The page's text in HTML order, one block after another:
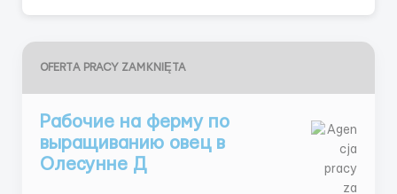
OFERTA PRACY ZAMKNIĘTA
Рабочие на ферму по
выращиванию овец в
Олесунне Д